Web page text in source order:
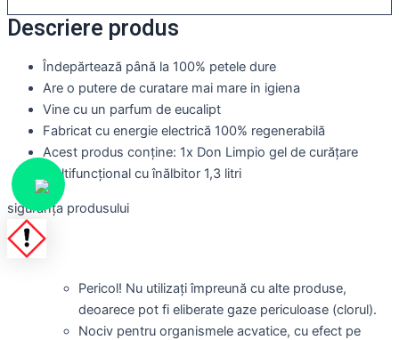
Descriere produs
Îndepărtează până la 100% petele dure
Are o putere de curatare mai mare in igiena
Vine cu un parfum de eucalipt
Fabricat cu energie electrică 100% regenerabilă
Acest produs conține: 1x Don Limpio gel de curățare
multifuncțional cu înălbitor 1,3 litri
siguranța produsului
Pericol! Nu utilizați împreună cu alte produse,
deoarece pot fi eliberate gaze periculoase (clorul).
Nociv pentru organismele acvatice, cu efect pe